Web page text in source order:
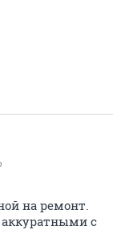
на ремонт.
с